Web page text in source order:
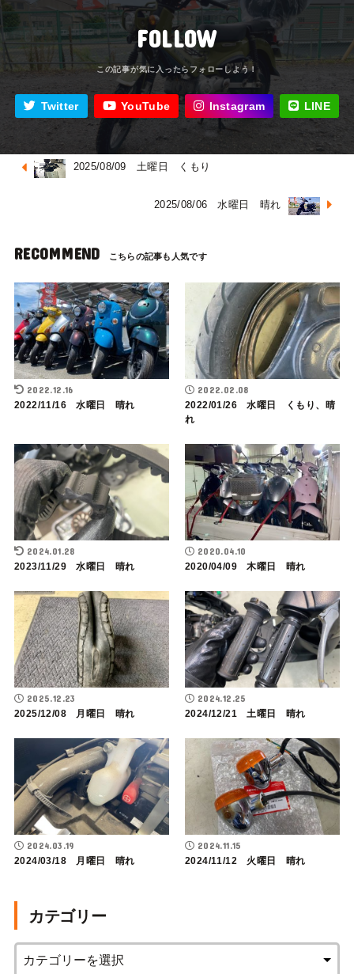
FOLLOW
Twitter YouTube Instagram LINE
2025/08/09 土曜日 くもり
2025/08/06 水曜日 晴れ
RECOMMEND
2022.12.16
2022/11/16 水曜日 晴れ
2022.02.08
2022/01/26 水曜日 くもり、晴
れ
2024.01.28
2023/11/29 水曜日 晴れ
2020.04.10
2020/04/09 木曜日 晴れ
2025.12.23
2025/12/08 月曜日 晴れ
2024.12.25
2024/12/21 土曜日 晴れ
2024.03.19
2024/03/18 月曜日 晴れ
2024.11.15
2024/11/12 火曜日 晴れ
カテゴリー